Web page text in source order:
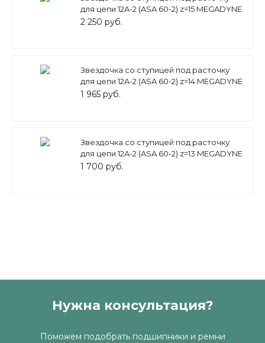
для цепи 12A-2 (ASA 60-2) z=15 MEGADYNE
2 250 руб.
Звездочка со ступицей под расточку
для цепи 12A-2 (ASA 60-2) z=14 MEGADYNE
1 965 руб.
Звездочка со ступицей под расточку
для цепи 12A-2 (ASA 60-2) z=13 MEGADYNE
1 700 руб.
Нужна консультация?
Поможем подобрать подшипники и ремни